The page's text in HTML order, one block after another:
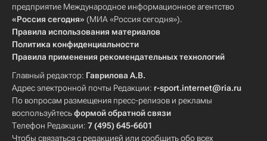
предприятие Международное информационное агентство
«Россия сегодня» (МИА «Россия сегодня»).
Правила использования материалов
Политика конфиденциальности
Правила применения рекомендательных технологий
Главный редактор: Гаврилова А.В.
Адрес электронной почты Редакции: r-sport.internet@ria.ru
По вопросам размещения пресс-релизов и рекламы
воспользуйтесьформой обратной связи
Телефон Редакции: 7 (495) 645-6601
Чтобы связаться с редакцией или сообщить обо всех